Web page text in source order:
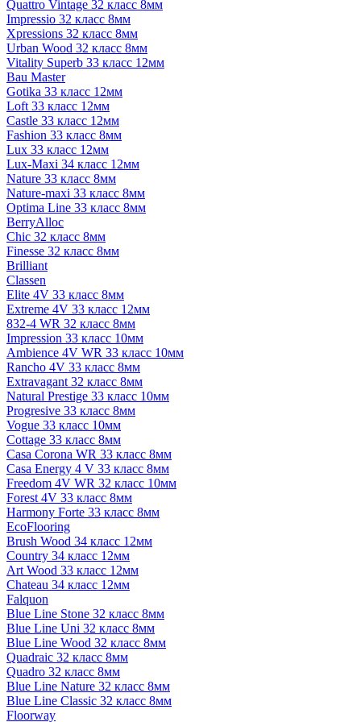
Quattro Vintage 32 класс 8мм
Impressio 32 класс 8мм
Xpressions 32 класс 8мм
Urban Wood 32 класс 8мм
Vitality Superb 33 класс 12мм
Bau Master
Gotika 33 класс 12мм
Loft 33 класс 12мм
Castle 33 класс 12мм
Fashion 33 класс 8мм
Lux 33 класс 12мм
Lux-Maxi 34 класс 12мм
Nature 33 класс 8мм
Nature-maxi 33 класс 8мм
Optima Line 33 класс 8мм
BerryAlloc
Chic 32 класс 8мм
Finesse 32 класс 8мм
Brilliant
Classen
Elite 4V 33 класс 8мм
Extreme 4V 33 класс 12мм
832-4 WR 32 класс 8мм
Impression 33 класс 10мм
Ambience 4V WR 33 класс 10мм
Rancho 4V 33 класс 8мм
Extravagant 32 класс 8мм
Natural Prestige 33 класс 10мм
Progresive 33 класс 8мм
Vogue 33 класс 10мм
Cottage 33 класс 8мм
Casa Corona WR 33 класс 8мм
Casa Energy 4 V 33 класс 8мм
Freedom 4V WR 32 класс 10мм
Forest 4V 33 класс 8мм
Harmony Forte 33 класс 8мм
EcoFlooring
Brush Wood 34 класс 12мм
Country 34 класс 12мм
Art Wood 33 класс 12мм
Chateau 34 класс 12мм
Falquon
Blue Line Stone 32 класс 8мм
Blue Line Uni 32 класс 8мм
Blue Line Wood 32 класс 8мм
Quadraic 32 класс 8мм
Quadro 32 класс 8мм
Blue Line Nature 32 класс 8мм
Blue Line Classic 32 класс 8мм
Floorway